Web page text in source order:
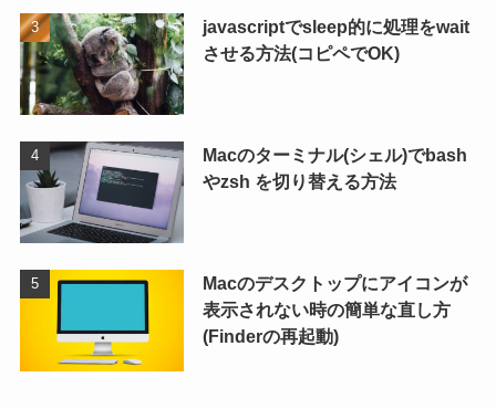
javascriptでsleep的に処理をwait
させる方法(コピペでOK)
Macのターミナル(シェル)でbash
やzsh を切り替える方法
Macのデスクトップにアイコンが
表示されない時の簡単な直し方
(Finderの再起動)